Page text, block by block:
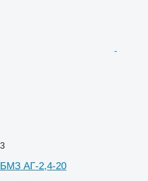
3
БМЗ АГ-2,4-20